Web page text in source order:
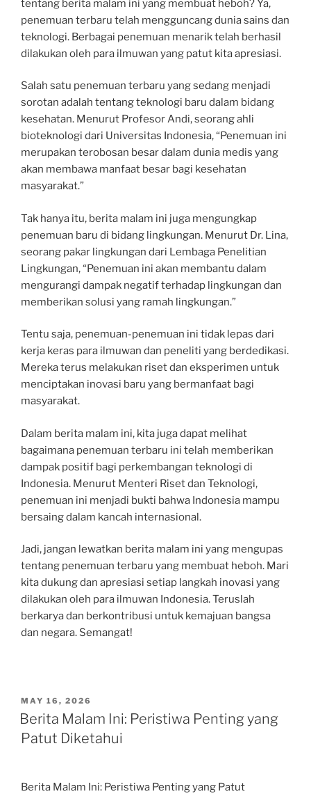
tentang berita malam ini yang membuat heboh? Ya,
penemuan terbaru telah mengguncang dunia sains dan
teknologi. Berbagai penemuan menarik telah berhasil
dilakukan oleh para ilmuwan yang patut kita apresiasi.
Salah satu penemuan terbaru yang sedang menjadi
sorotan adalah tentang teknologi baru dalam bidang
kesehatan. Menurut Profesor Andi, seorang ahli
bioteknologi dari Universitas Indonesia, “Penemuan ini
merupakan terobosan besar dalam dunia medis yang
akan membawa manfaat besar bagi kesehatan
masyarakat.”
Tak hanya itu, berita malam ini juga mengungkap
penemuan baru di bidang lingkungan. Menurut Dr. Lina,
seorang pakar lingkungan dari Lembaga Penelitian
Lingkungan, “Penemuan ini akan membantu dalam
mengurangi dampak negatif terhadap lingkungan dan
memberikan solusi yang ramah lingkungan.”
Tentu saja, penemuan-penemuan ini tidak lepas dari
kerja keras para ilmuwan dan peneliti yang berdedikasi.
Mereka terus melakukan riset dan eksperimen untuk
menciptakan inovasi baru yang bermanfaat bagi
masyarakat.
Dalam berita malam ini, kita juga dapat melihat
bagaimana penemuan terbaru ini telah memberikan
dampak positif bagi perkembangan teknologi di
Indonesia. Menurut Menteri Riset dan Teknologi,
penemuan ini menjadi bukti bahwa Indonesia mampu
bersaing dalam kancah internasional.
Jadi, jangan lewatkan berita malam ini yang mengupas
tentang penemuan terbaru yang membuat heboh. Mari
kita dukung dan apresiasi setiap langkah inovasi yang
dilakukan oleh para ilmuwan Indonesia. Teruslah
berkarya dan berkontribusi untuk kemajuan bangsa
dan negara. Semangat!
POSTED
ON
MAY 16, 2026
Berita Malam Ini: Peristiwa Penting yang
Patut Diketahui
Berita Malam Ini: Peristiwa Penting yang Patut